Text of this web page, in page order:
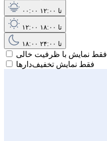
۰۰:۰۰ تا ۱۲:۰۰
۱۲:۰۰ تا ۱۸:۰۰
۱۸:۰۰ تا ۲۴:۰۰
فقط نمایش با ظرفیت خالی
فقط نمایش تخفیف‌دارها